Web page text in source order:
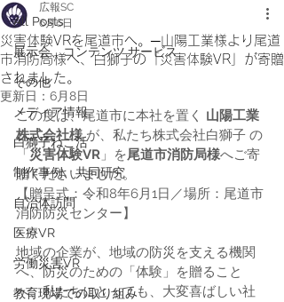
All Posts
展示会、コンテンツ,サービス
その他
メディア情報
白獅子ねこ活
制作事例、共同研究
自治体訪問
医療VR
労働災害VR
教育現場での取り組み
災害体験VRを尾道市へ。─山陽工業様より尾道
市消防局様へ、白獅子の「災害体験VR」が寄贈
されました。
広報SC
6月6日
更新日： 6月8日
この度は、尾道市に本社を置く 山陽工業
株式会社様 が、私たち株式会社白獅子 の
「災害体験VR 」を尾道市消防局様へご寄
贈くださいました。
【贈呈式：令和8年6月1日／場所：尾道市
消防防災センター】
地域の企業が、地域の防災を支える機関
へ、防災のための「体験」を贈ること
へ、私たちにとっても、大変喜ばしい社